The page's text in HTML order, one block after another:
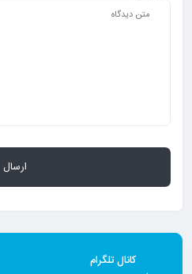
کانال تلگرام